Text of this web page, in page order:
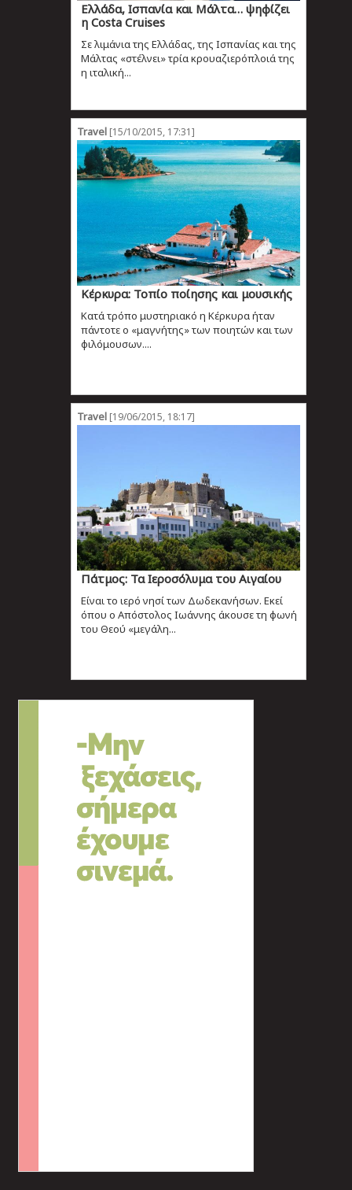
Ελλάδα, Ισπανία και Μάλτα… ψηφίζει
η Costa Cruises
Σε λιμάνια της Ελλάδας, της Ισπανίας και της
Μάλτας «στέλνει» τρία κρουαζιερόπλοιά της
η ιταλική...
Travel[15/10/2015, 17:31]
Κέρκυρα: Τοπίο ποίησης και μουσικής
Κατά τρόπο μυστηριακό η Κέρκυρα ήταν
πάντοτε ο «μαγνήτης» των ποιητών και των
φιλόμουσων....
Travel[19/06/2015, 18:17]
Πάτμος: Τα Ιεροσόλυμα του Αιγαίου
Είναι το ιερό νησί των Δωδεκανήσων. Εκεί
όπου ο Απόστολος Ιωάννης άκουσε τη φωνή
του Θεού «μεγάλη...